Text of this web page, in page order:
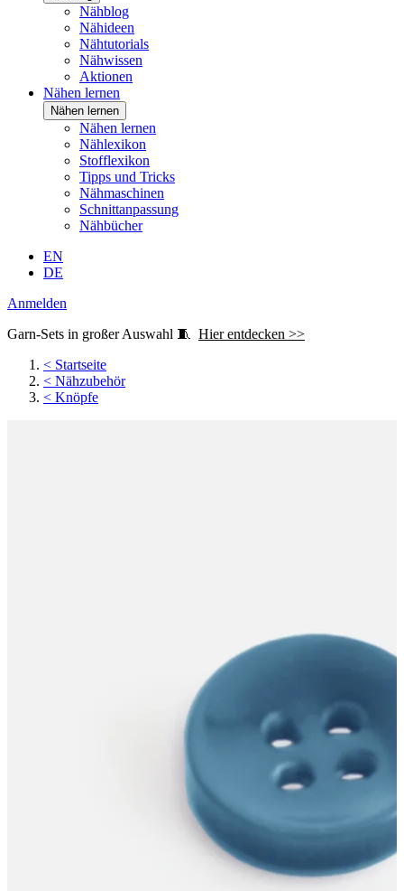
Nähblog
Nähideen
Nähtutorials
Nähwissen
Aktionen
Nähen lernen
Nähen lernen
Nähen lernen
Nählexikon
Stofflexikon
Tipps und Tricks
Nähmaschinen
Schnittanpassung
Nähbücher
EN
DE
Anmelden
Garn-Sets in großer Auswahl 🧵 Hier entdecken >>
< Startseite
< Nähzubehör
< Knöpfe